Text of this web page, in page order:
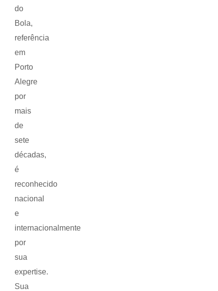
do
Bola,
referência
em
Porto
Alegre
por
mais
de
sete
décadas,
é
reconhecido
nacional
e
internacionalmente
por
sua
expertise.
Sua